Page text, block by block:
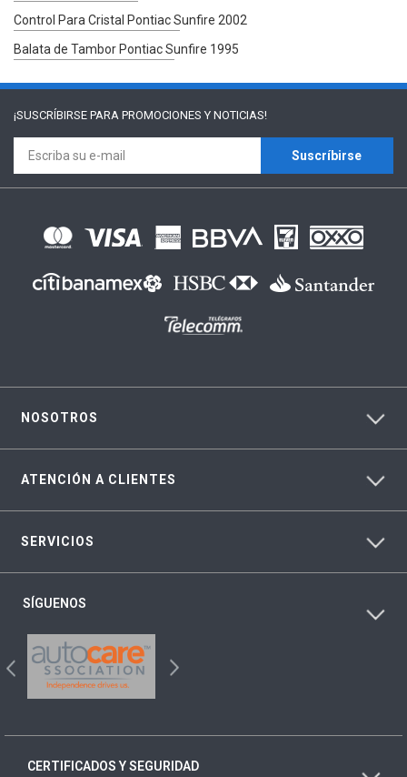
Control Para Cristal Pontiac Sunfire 2002
Balata de Tambor Pontiac Sunfire 1995
¡SUSCRÍBIRSE PARA PROMOCIONES Y NOTICIAS!
Suscríbirse
NOSOTROS
ATENCIÓN A CLIENTES
SERVICIOS
SÍGUENOS
CERTIFICADOS Y SEGURIDAD